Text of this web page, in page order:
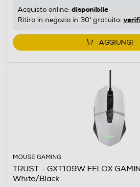
Acquisto online: disponibile
Ritiro in negozio in 30' gratuito:
AGGIUNGI
MOUSE GAMING
TRUST - GXT109W FELOX
White/Black